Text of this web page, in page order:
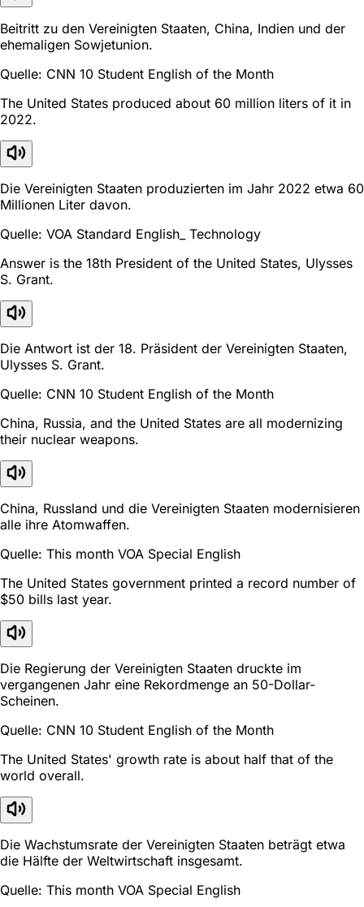
Beitritt zu den Vereinigten Staaten, China, Indien und der
ehemaligen Sowjetunion.
Quelle: CNN 10 Student English of the Month
The United States produced about 60 million liters of it in
2022.
Die Vereinigten Staaten produzierten im Jahr 2022 etwa 60
Millionen Liter davon.
Quelle: VOA Standard English_ Technology
Answer is the 18th President of the United States, Ulysses
S. Grant.
Die Antwort ist der 18. Präsident der Vereinigten Staaten,
Ulysses S. Grant.
Quelle: CNN 10 Student English of the Month
China, Russia, and the United States are all modernizing
their nuclear weapons.
China, Russland und die Vereinigten Staaten modernisieren
alle ihre Atomwaffen.
Quelle: This month VOA Special English
The United States government printed a record number of
$50 bills last year.
Die Regierung der Vereinigten Staaten druckte im
vergangenen Jahr eine Rekordmenge an 50-Dollar-
Scheinen.
Quelle: CNN 10 Student English of the Month
The United States' growth rate is about half that of the
world overall.
Die Wachstumsrate der Vereinigten Staaten beträgt etwa
die Hälfte der Weltwirtschaft insgesamt.
Quelle: This month VOA Special English